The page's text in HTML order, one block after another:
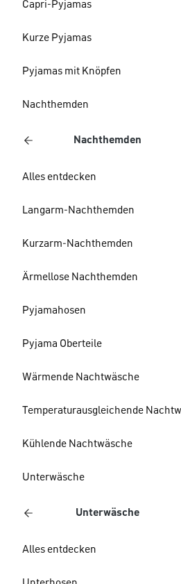
Capri-Pyjamas
Kurze Pyjamas
Pyjamas mit Knöpfen
Nachthemden
Nachthemden
Alles entdecken
Langarm-Nachthemden
Kurzarm-Nachthemden
Ärmellose Nachthemden
Pyjamahosen
Pyjama Oberteile
Wärmende Nachtwäsche
Temperaturausgleichende
Kühlende Nachtwäsche
Unterwäsche
Unterwäsche
Alles entdecken